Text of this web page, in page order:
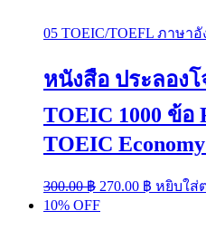
05 TOEIC/TOEFL ภาษา
หนังสือ ประลอง
TOEIC 1000 ข้อ
TOEIC
300.00฿ Original
price
was:
270.00 ฿ Current
price
หยิบใส่
10% OFF